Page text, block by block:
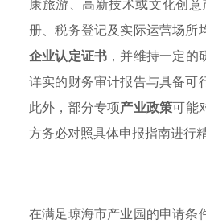
康旅游、高新技术或文化创
册、税务登记及实际运营场
企业认定证书 ，并维持一定
详实的财务审计报告与具备可
此外，部分专项产业政策可能
方务必对照具体申报指南进行
在满足琼海市产业园的申请条